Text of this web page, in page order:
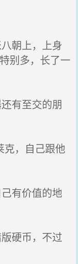
朝上，上身
别多，长了一
有至交的朋
，自己跟他
有价值的地
硬币，不过